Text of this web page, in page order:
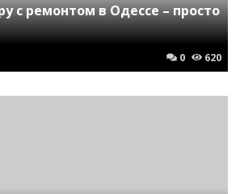
с ремонтом в Одессе – просто
0 620